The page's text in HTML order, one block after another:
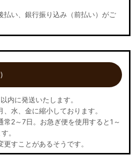
払い、銀行振り込み（前払い）がご
内に発送いたします。
水、金に縮小しております。
常2～7日。お急ぎ便を使用すると1～
。
すことがあるそうです。